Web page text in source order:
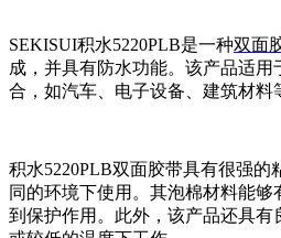
SEKISUI积水5220PLB是一种双面
成，并具有防水功能。该产品适
合，如汽车、电子设备、建筑材料
积水5220PLB双面胶带具有很强的
同的环境下使用。其泡棉材料能
到保护作用。此外，该产品还具有